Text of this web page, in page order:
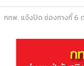
กทพ. แจ้งปิด ช่องทางที่ 6